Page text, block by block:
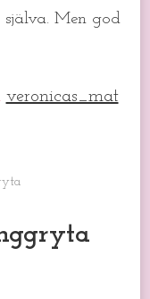
själva. Men god
veronicas_mat